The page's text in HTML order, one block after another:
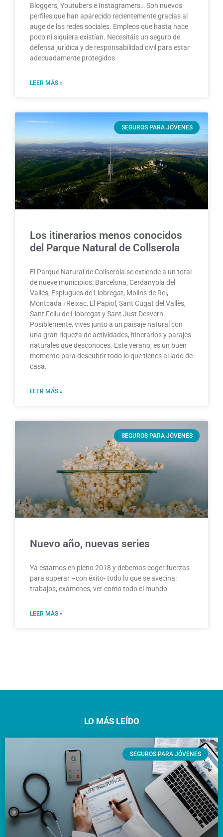
Bloggers, Youtubers e Instagramers… Son nuevos
perfiles que han aparecido recientemente gracias al
auge de las redes sociales. Empleos que hasta hace
poco ni siquiera existían. Necesitáis un seguro de
defensa jurídica y de responsabilidad civil para estar
adecuadamente protegidos
LEER MÁS »
SEGUROS PARA JÓVENES
Los itinerarios menos conocidos
del Parque Natural de Collserola
El Parque Natural de Collserola se extiende a un total
de nueve municipios: Barcelona, ​​Cerdanyola del
Vallès, Esplugues de Llobregat, Molins de Rei,
Montcada i Reixac, El Papiol, Sant Cugat del Vallès,
Sant Feliu de Llobregat y Sant Just Desvern.
Posiblemente, vives junto a un paisaje natural con
una gran riqueza de actividades, itinerarios y parajes
naturales que desconoces. Este verano, es un buen
momento para descubrir todo lo que tienes al lado de
casa.
LEER MÁS »
SEGUROS PARA JÓVENES
Nuevo año, nuevas series
Ya estamos en pleno 2018 y debemos coger fuerzas
para superar –con éxito- todo lo que se avecina:
trabajos, exámenes, ver como todo el mundo
LEER MÁS »
LO MÁS LEÍDO
SEGUROS PARA JÓVENES